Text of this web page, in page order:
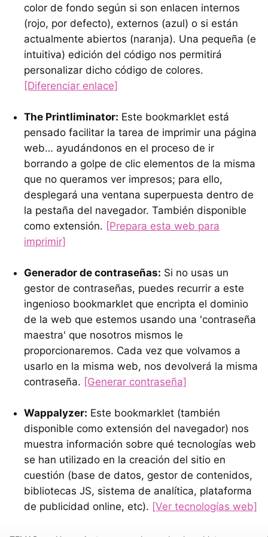
color de fondo según si son enlacen internos
(rojo, por defecto), externos (azul) o si están
actualmente abiertos (naranja). Una pequeña (e
intuitiva) edición del código nos permitirá
personalizar dicho código de colores.
[Diferenciar enlace]
The Printliminator: Este bookmarklet está
pensado facilitar la tarea de imprimir una página
web… ayudándonos en el proceso de ir
borrando a golpe de clic elementos de la misma
que no queramos ver impresos; para ello,
desplegará una ventana superpuesta dentro de
la pestaña del navegador. También disponible
como extensión. [Prepara esta web para
imprimir]
Generador de contraseñas: Si no usas un
gestor de contraseñas, puedes recurrir a este
ingenioso bookmarklet que encripta el dominio
de la web que estemos usando una 'contraseña
maestra' que nosotros mismos le
proporcionaremos. Cada vez que volvamos a
usarlo en la misma web, nos devolverá la misma
contraseña. [Generar contraseña]
Wappalyzer: Este bookmarklet (también
disponible como extensión del navegador) nos
muestra información sobre qué tecnologías web
se han utilizado en la creación del sitio en
cuestión (base de datos, gestor de contenidos,
bibliotecas JS, sistema de analítica, plataforma
de publicidad online, etc). [Ver tecnologías web]